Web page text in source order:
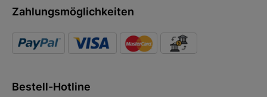
Zahlungsmöglichkeiten
Bestell-Hotline